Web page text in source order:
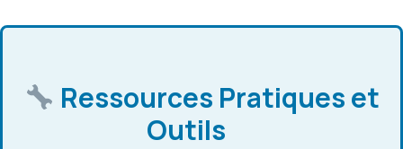
Ressources Pratiques et
Outils